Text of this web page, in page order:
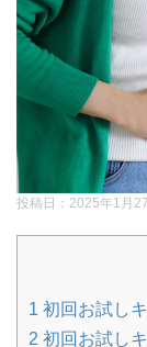
投稿日：2025年1月
1 初回お試し
2 初回お試し